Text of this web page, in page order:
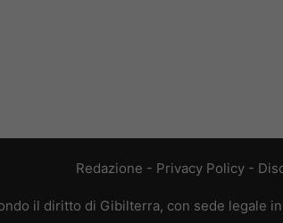
Redazione - Privacy Policy-
il diritto di Gibilterra, con sede legale